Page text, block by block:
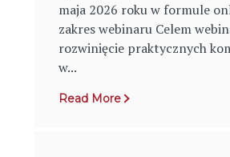
maja 2026 roku w formule
zakres webinaru Celem
rozwinięcie praktycznych
w...
Read More